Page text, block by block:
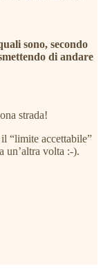
sono, secondo
di andare
strada!
“limite accettabile”
un’altra volta :-).